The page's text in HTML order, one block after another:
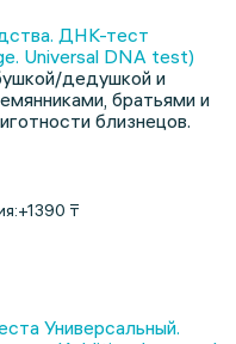
ДНК-тест
Universal DNA test)
дедушкой и
братьями и
близнецов.
+1390 ₸
Универсальный.